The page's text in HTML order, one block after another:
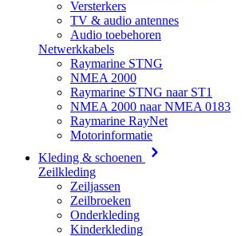
Versterkers
TV & audio antennes
Audio toebehoren
Netwerkkabels
Raymarine STNG
NMEA 2000
Raymarine STNG naar ST1
NMEA 2000 naar NMEA 0183
Raymarine RayNet
Motorinformatie
Kleding & schoenen
Zeilkleding
Zeiljassen
Zeilbroeken
Onderkleding
Kinderkleding